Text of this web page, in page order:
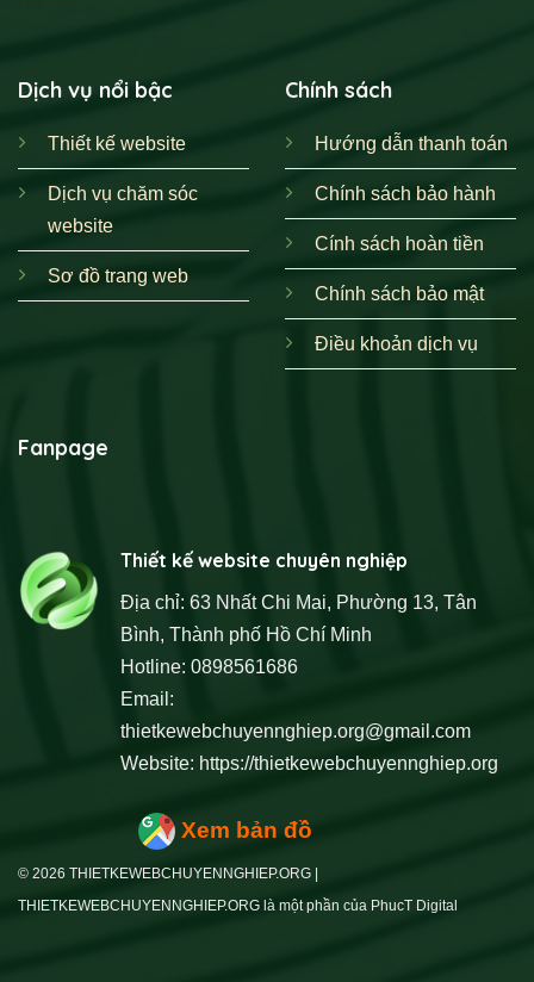
Dịch vụ nổi bậc
Thiết kế website
Dịch vụ chăm sóc
website
Sơ đồ trang web
Chính sách
Hướng dẫn thanh toán
Chính sách bảo hành
Cính sách hoàn tiền
Chính sách bảo mật
Điều khoản dịch vụ
Fanpage
Thiết kế website chuyên nghiệp
Địa chỉ: 63 Nhất Chi Mai, Phường 13, Tân
Bình, Thành phố Hồ Chí Minh
Hotline: 0898561686
Email:
thietkewebchuyennghiep.org@gmail.com
Website: https://thietkewebchuyennghiep.org
Xem bản đồ
© 2026 THIETKEWEBCHUYENNGHIEP.ORG |
THIETKEWEBCHUYENNGHIEP.ORG là một phần của PhucT Digital